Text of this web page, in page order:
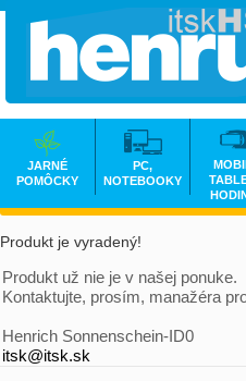
Produkt je vyradený!
Produkt už nie je v našej ponuke.
Kontaktujte, prosím, manažéra
Henrich Sonnenschein-ID0
itsk@itsk.sk
JARNÉ
POMÔCKY
PC,
NOTEBOOKY